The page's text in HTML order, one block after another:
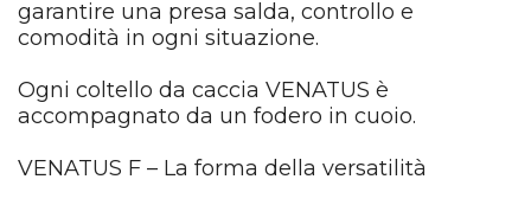
garantire una presa salda, controllo e
comodità in ogni situazione.
Ogni coltello da caccia VENATUS è
accompagnato da un fodero in cuoio.
VENATUS F – La forma della versatilità